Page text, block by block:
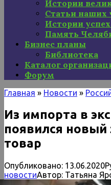
Истории
Статьи наших
Истории
Память
Бизнес планы
Библиотека
Каталог
Форум
Главная » Новости »
Из импорта в
появился новый
товар
Опубликовано: 13.06.2020
новостиАвтор: Татьяна